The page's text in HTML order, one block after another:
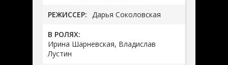
РЕЖИССЕР: Дарья Соколовская
В РОЛЯХ:
Ирина Шарневская, Владислав
Лустин